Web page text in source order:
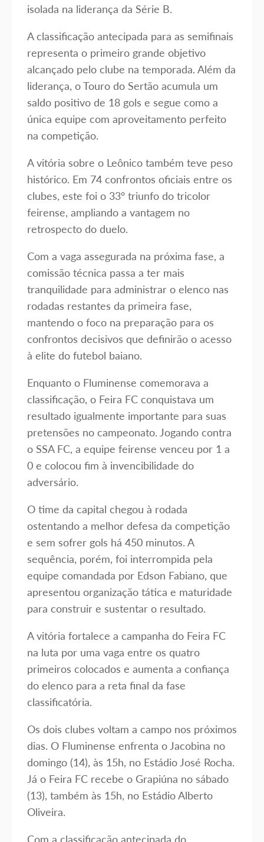
isolada na liderança da Série B.
A classificação antecipada para as semifinais
representa o primeiro grande objetivo
alcançado pelo clube na temporada. Além da
liderança, o Touro do Sertão acumula um
saldo positivo de 18 gols e segue como a
única equipe com aproveitamento perfeito
na competição.
A vitória sobre o Leônico também teve peso
histórico. Em 74 confrontos oficiais entre os
clubes, este foi o 33º triunfo do tricolor
feirense, ampliando a vantagem no
retrospecto do duelo.
Com a vaga assegurada na próxima fase, a
comissão técnica passa a ter mais
tranquilidade para administrar o elenco nas
rodadas restantes da primeira fase,
mantendo o foco na preparação para os
confrontos decisivos que definirão o acesso
à elite do futebol baiano.
Enquanto o Fluminense comemorava a
classificação, o Feira FC conquistava um
resultado igualmente importante para suas
pretensões no campeonato. Jogando contra
o SSA FC, a equipe feirense venceu por 1 a
0 e colocou fim à invencibilidade do
adversário.
O time da capital chegou à rodada
ostentando a melhor defesa da competição
e sem sofrer gols há 450 minutos. A
sequência, porém, foi interrompida pela
equipe comandada por Edson Fabiano, que
apresentou organização tática e maturidade
para construir e sustentar o resultado.
A vitória fortalece a campanha do Feira FC
na luta por uma vaga entre os quatro
primeiros colocados e aumenta a confiança
do elenco para a reta final da fase
classificatória.
Os dois clubes voltam a campo nos próximos
dias. O Fluminense enfrenta o Jacobina no
domingo (14), às 15h, no Estádio José Rocha.
Já o Feira FC recebe o Grapiúna no sábado
(13), também às 15h, no Estádio Alberto
Oliveira.
Com a classificação antecipada do